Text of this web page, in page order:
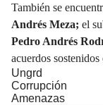
También se
Andrés Meza; el
Pedro Andrés
acuerdos
Ungrd
Corrupción
Amenazas